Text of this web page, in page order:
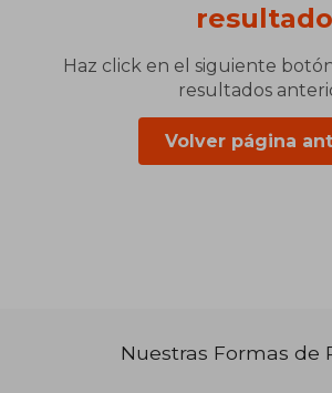
Haz click en el siguiente
resultados
Volver página
Nuestras Formas de